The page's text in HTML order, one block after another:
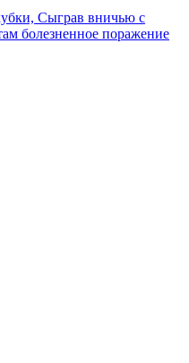
Сыграв вничью с
болезненное поражение